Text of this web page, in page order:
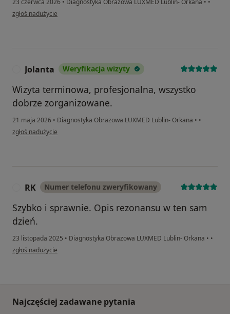
23 czerwca 2026 • Diagnostyka Obrazowa LUXMED Lublin- Orkana • •
w opinii użytkownika JG
zgłoś nadużycie
Jolanta Weryfikacja wizyty
Wizyta terminowa, profesjonalna, wszystko
dobrze zorganizowane.
21 maja 2026 • Diagnostyka Obrazowa LUXMED Lublin- Orkana • •
w opinii użytkownika Jolanta
zgłoś nadużycie
RK Numer telefonu zweryfikowany
Szybko i sprawnie. Opis rezonansu w ten sam
dzień.
23 listopada 2025 • Diagnostyka Obrazowa LUXMED Lublin- Orkana • •
w opinii użytkownika RK
zgłoś nadużycie
Najczęściej zadawane pytania